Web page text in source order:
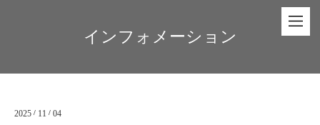
インフォメーション
2025 / 11 / 04